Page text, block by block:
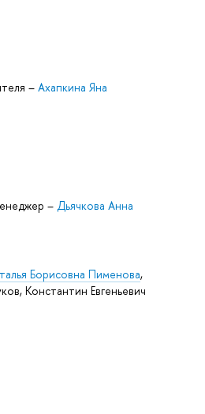
– Ахапкина Яна
– Дьячкова Анна
Борисовна Пименова,
Константин Евгеньевич